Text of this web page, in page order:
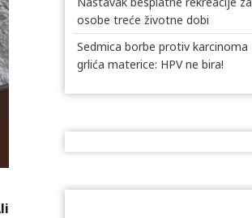
osobe treće životne dobi
Sedmica borbe protiv karcinoma
grlića materice: HPV ne bira!